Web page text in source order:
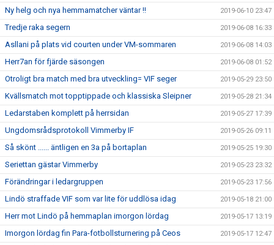
Ny helg och nya hemmamatcher väntar !! 2019-06-10 23:47
Tredje raka segern 2019-06-08 16:33
Asllani på plats vid courten under VM-sommaren 2019-06-08 14:03
Herr7an för fjärde säsongen 2019-06-08 01:52
Otroligt bra match med bra utveckling= VIF seger 2019-05-29 23:50
Kvällsmatch mot topptippade och klassiska Sleipner 2019-05-28 21:34
Ledarstaben komplett på herrsidan 2019-05-27 17:39
Ungdomsrådsprotokoll Vimmerby IF 2019-05-26 09:11
Så skönt ...... äntligen en 3a på bortaplan 2019-05-25 19:30
Seriettan gästar Vimmerby 2019-05-23 23:32
Förändringar i ledargruppen 2019-05-23 17:56
Lindö straffade VIF som var lite för uddlösa idag 2019-05-18 21:00
Herr mot Lindö på hemmaplan imorgon lördag 2019-05-17 13:19
Imorgon lördag fin Para-fotbollsturnering på Ceos 2019-05-17 12:47